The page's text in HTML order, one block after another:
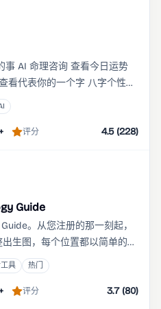
事 AI 命理咨询 查看今日运势
看代表你的一个字 八字个性化
咨询 与他人的五行关系分析 体
页 Jamo 让命理变得更简单、
是一款基于五行与四柱八
评分 4.5 (228)
Guide
。从您注册的那一刻起，
生图，每个位置都以简单的语
的心情、您的存在以及今天要
课程，现在免费且永远免费 ·
性，从最重要的人到您只是好
具 热门
评分 3.7 (80)